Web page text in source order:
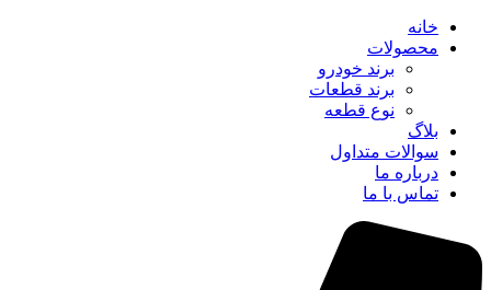
خانه
محصولات
برند خودرو
برند قطعات
نوع قطعه
بلاگ
سوالات متداول
درباره ما
تماس با ما